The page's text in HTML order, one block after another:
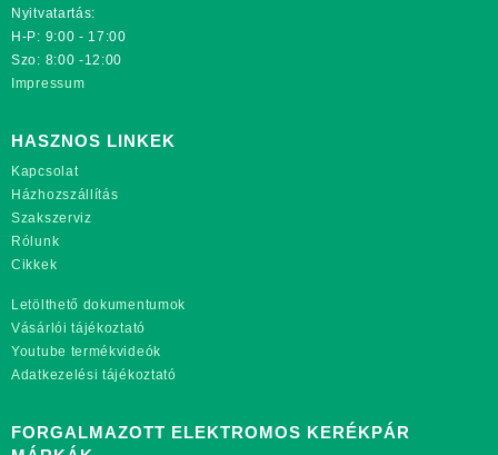
Nyitvatartás:
H-P: 9:00 - 17:00
Szo: 8:00 -12:00
Impressum
HASZNOS LINKEK
Kapcsolat
Házhozszállítás
Szakszerviz
Rólunk
Cikkek
Letölthető dokumentumok
Vásárlói tájékoztató
Youtube termékvideók
Adatkezelési tájékoztató
FORGALMAZOTT ELEKTROMOS KERÉKPÁR